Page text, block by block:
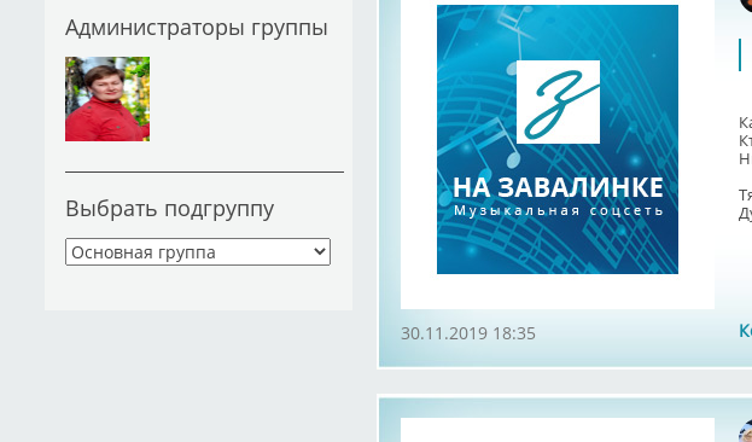
Администраторы группы
Выбрать подгруппу
30.11.2019 18:35